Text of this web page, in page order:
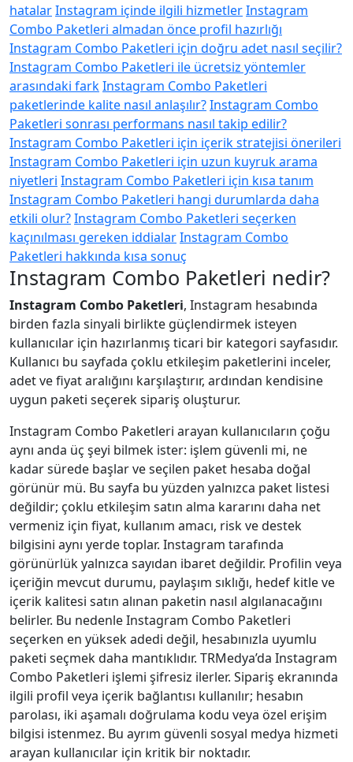
hatalarInstagram içinde ilgili hizmetlerInstagram
Combo Paketleri almadan önce profil hazırlığı
Instagram Combo Paketleri için doğru adet nasıl seçilir?
Instagram Combo Paketleri ile ücretsiz yöntemler
arasındaki farkInstagram Combo Paketleri
paketlerinde kalite nasıl anlaşılır?Instagram Combo
Paketleri sonrası performans nasıl takip edilir?
Instagram Combo Paketleri için içerik stratejisi önerileri
Instagram Combo Paketleri için uzun kuyruk arama
niyetleri Instagram Combo Paketleri için kısa tanım
Instagram Combo Paketleri hangi durumlarda daha
etkili olur?Instagram Combo Paketleri seçerken
kaçınılması gereken iddialarInstagram Combo
Paketleri hakkında kısa sonuç
Instagram Combo Paketleri nedir?
Instagram Combo Paketleri, Instagram hesabında
birden fazla sinyali birlikte güçlendirmek isteyen
kullanıcılar için hazırlanmış ticari bir kategori sayfasıdır.
Kullanıcı bu sayfada çoklu etkileşim paketlerini inceler,
adet ve fiyat aralığını karşılaştırır, ardından kendisine
uygun paketi seçerek sipariş oluşturur.
Instagram Combo Paketleri arayan kullanıcıların çoğu
aynı anda üç şeyi bilmek ister: işlem güvenli mi, ne
kadar sürede başlar ve seçilen paket hesaba doğal
görünür mü. Bu sayfa bu yüzden yalnızca paket listesi
değildir; çoklu etkileşim satın alma kararını daha net
vermeniz için fiyat, kullanım amacı, risk ve destek
bilgisini aynı yerde toplar. Instagram tarafında
görünürlük yalnızca sayıdan ibaret değildir. Profilin veya
içeriğin mevcut durumu, paylaşım sıklığı, hedef kitle ve
içerik kalitesi satın alınan paketin nasıl algılanacağını
belirler. Bu nedenle Instagram Combo Paketleri
seçerken en yüksek adedi değil, hesabınızla uyumlu
paketi seçmek daha mantıklıdır. TRMedya’da Instagram
Combo Paketleri işlemi şifresiz ilerler. Sipariş ekranında
ilgili profil veya içerik bağlantısı kullanılır; hesabın
parolası, iki aşamalı doğrulama kodu veya özel erişim
bilgisi istenmez. Bu ayrım güvenli sosyal medya hizmeti
arayan kullanıcılar için kritik bir noktadır.